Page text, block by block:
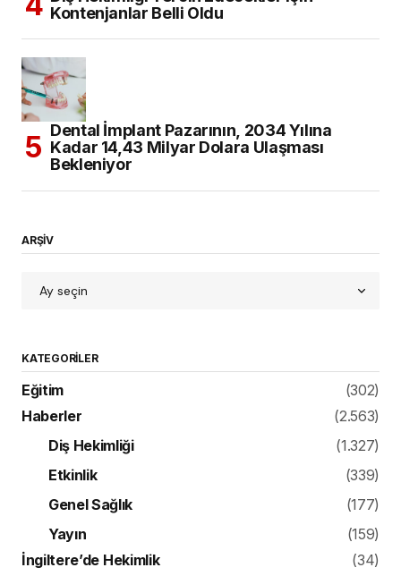
Kontenjanlar Belli Oldu
Dental İmplant Pazarının, 2034 Yılına
Kadar 14,43 Milyar Dolara Ulaşması
Bekleniyor
ARŞİV
KATEGORILER
Eğitim
(302)
Haberler
(2.563)
Diş Hekimliği
(1.327)
Etkinlik
(339)
Genel Sağlık
(177)
Yayın
(159)
İngiltere’de Hekimlik
(34)